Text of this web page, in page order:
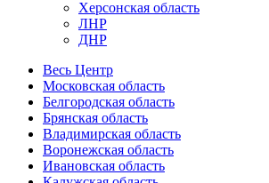
Херсонская область
ЛНР
ДНР
Весь Центр
Московская область
Белгородская область
Брянская область
Владимирская область
Воронежская область
Ивановская область